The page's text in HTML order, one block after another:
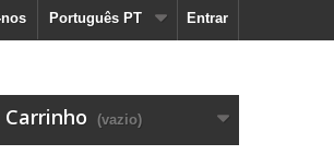
Entrar
Português PT
Carrinho (vazio)